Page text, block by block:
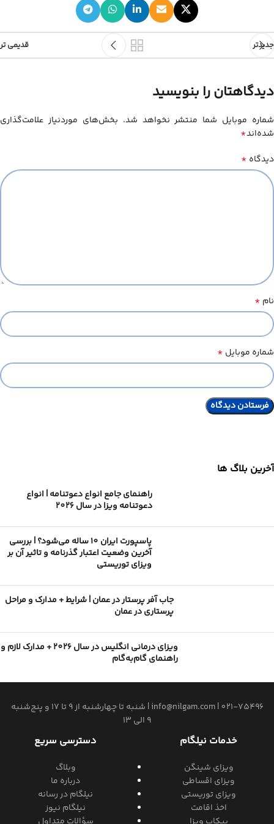
جدیدتر قدیمی تر
دیدگاهتان را بنویسید
شماره موبایل شما منتشر نخواهد شد. بخش‌های موردنیاز علامت‌گذاری
شده‌اند*
دیدگاه *
نام *
شماره موبایل *
آخرین بلاگ ها
راهنمای جامع انواع دعوتنامه | انواع
دعوتنامه ویزا در سال 2026
پاسپورت ایران 10 ساله می‌شود؟ | بررسی
آخرین وضعیت اعتبار گذرنامه و تاثیر آن بر
ویزای توریستی
جاب آفر پرستار در عمان | شرایط + مدارک و مراحل
پرستاری در عمان
ویزای درمانی انگلیس در سال 2026 + مدارک لازم و
راهنمای گام‌به‌گام
021-75496
|
info@nilgam.com
| شنبه تا چهارشنبه از 9 تا 17 و پنج‌شنبه
9 الی 13
خدمات نیلگام
ویزای شینگن
ویزای اقساطی
ویزای توریستی
اخذ اقامت
دسترسی سریع
وبلاگ
درباره ما
نیلگام در رسانه
نیلگام نیوز